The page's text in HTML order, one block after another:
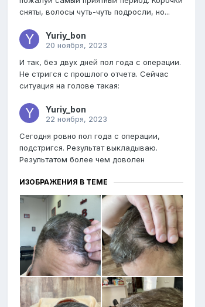
сняты, волосы чуть-чуть подросли, но...
Yuriy_bon
20 ноября, 2023
И так, без двух дней пол года с операции.
Не стригся с прошлого отчета. Сейчас
ситуация на голове такая:
Yuriy_bon
22 ноября, 2023
Сегодня ровно пол года с операции,
подстригся. Результат выкладываю.
Результатом более чем доволен
ИЗОБРАЖЕНИЯ В ТЕМЕ